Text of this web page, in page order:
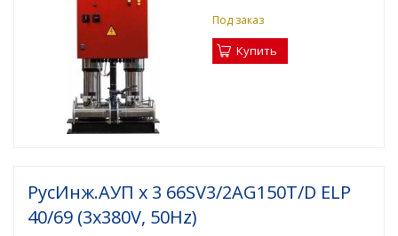
Под заказ
Купить
РусИнж.АУП х 3 66SV3/2AG150T/D ELP
40/69 (3x380V, 50Hz)